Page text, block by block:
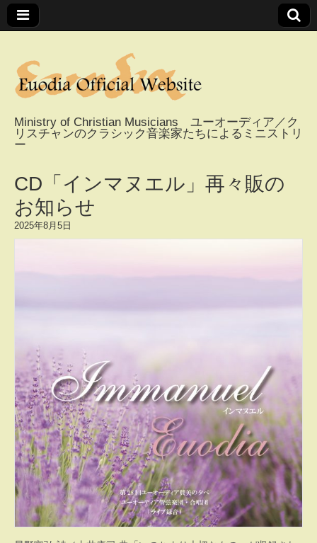
Euodia Official
Website / ユーオー
ディアオフィシャ
ルウェブサイト
Ministry of Christian Musicians ユーオーディア／ク
リスチャンのクラシック音楽家たちによるミニストリ
ー
CD「インマヌエル」再々販の
お知らせ
2025年8月5日